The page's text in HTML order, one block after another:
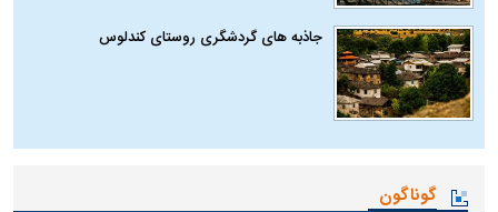
جاذبه های گردشگری روستای کندلوس
گوناگون